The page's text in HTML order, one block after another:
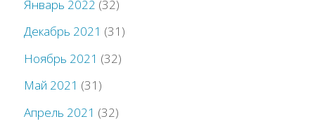
Январь 2022 (32)
Декабрь 2021 (31)
Ноябрь 2021 (32)
Май 2021 (31)
Апрель 2021 (32)